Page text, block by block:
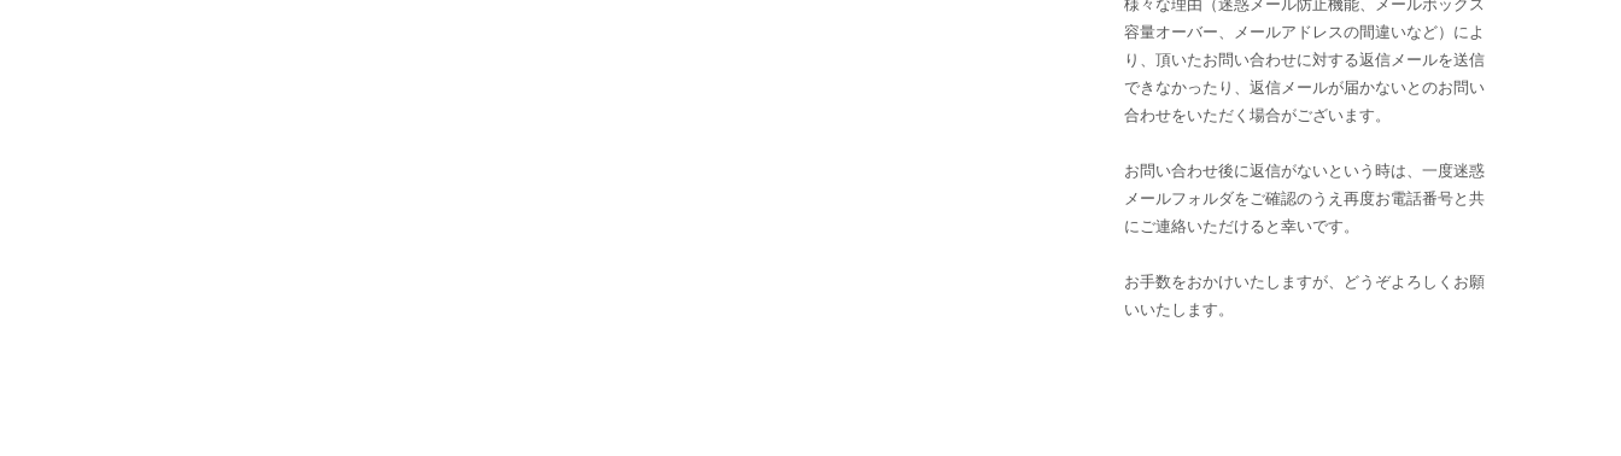
容量オーバー、メールアドレスの間違いなど）によ
り、頂いたお問い合わせに対する返信メールを送信
できなかったり、返信メールが届かないとのお問い
合わせをいただく場合がございます。
お問い合わせ後に返信がないという時は、一度迷惑
メールフォルダをご確認のうえ再度お電話番号と共
にご連絡いただけると幸いです。
お手数をおかけいたしますが、どうぞよろしくお願
いいたします。